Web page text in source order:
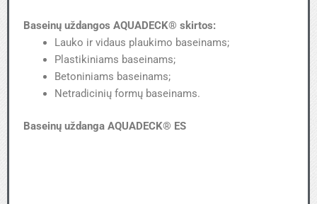
Baseinų uždangos AQUADECK® skirtos:
Lauko ir vidaus plaukimo baseinams;
Plastikiniams baseinams;
Betoniniams baseinams;
Netradicinių formų baseinams.
Baseinų uždanga AQUADECK® ES